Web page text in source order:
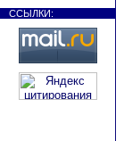
ССЫЛКИ: